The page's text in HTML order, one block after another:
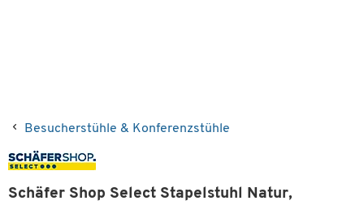
Besucherstühle & Konferenzstühle
Schäfer Shop Select Stapelstuhl Natur,